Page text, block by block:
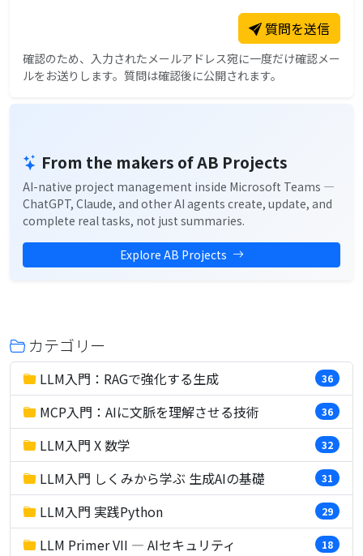
質問を送信
確認のため、入力されたメールアドレス宛に一度だけ確認メー
ルをお送りします。質問は確認後に公開されます。
From the makers of AB Projects
AI-native project management inside Microsoft Teams —
ChatGPT, Claude, and other AI agents create, update, and
complete real tasks, not just summaries.
Explore AB Projects
カテゴリー
LLM入門：RAGで強化する生成 36
MCP入門：AIに文脈を理解させる技術 36
LLM入門 X 数学 32
LLM入門 しくみから学ぶ 生成AIの基礎 31
LLM入門 実践Python 29
LLM Primer VII — AIセキュリティ 18